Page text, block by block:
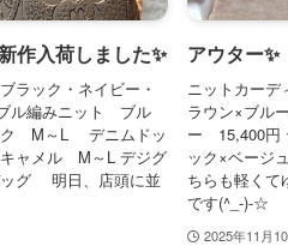
作入荷しました✨
ラック・ネイビー・
ル編みニット ブル
ク M～L デニムドッ
ャメル M～L デジグ
グ 明日、店頭に並
アウター✨
ニットカー
ラウン×
ー 15,400円
ック×ベー
ちらも軽く
です(^_-)-☆
2025年11月